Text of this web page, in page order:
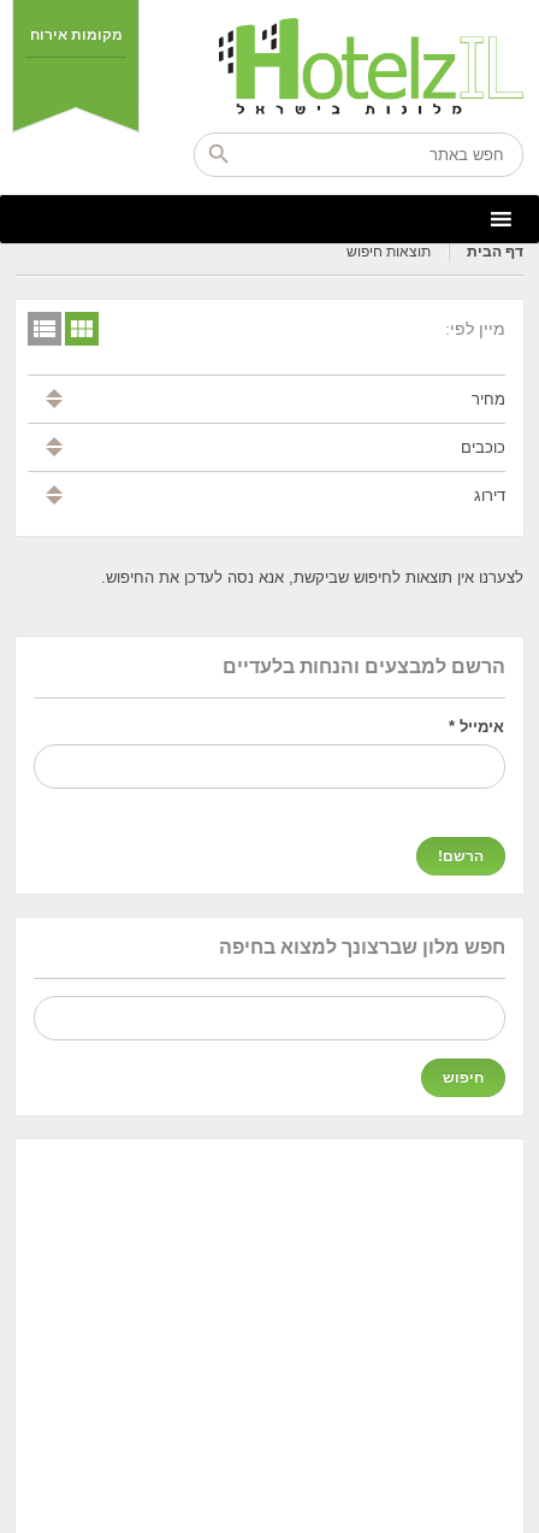
מקומות אירוח
דף הבית תוצאות חיפוש
מיין לפי:
מחיר
כוכבים
דירוג
לצערנו אין תוצאות לחיפוש שביקשת, אנא נסה לעדכן את החיפוש.
הרשם למבצעים והנחות בלעדיים
אימייל*
חפש מלון שברצונך למצוא בחיפה
חיפוש: